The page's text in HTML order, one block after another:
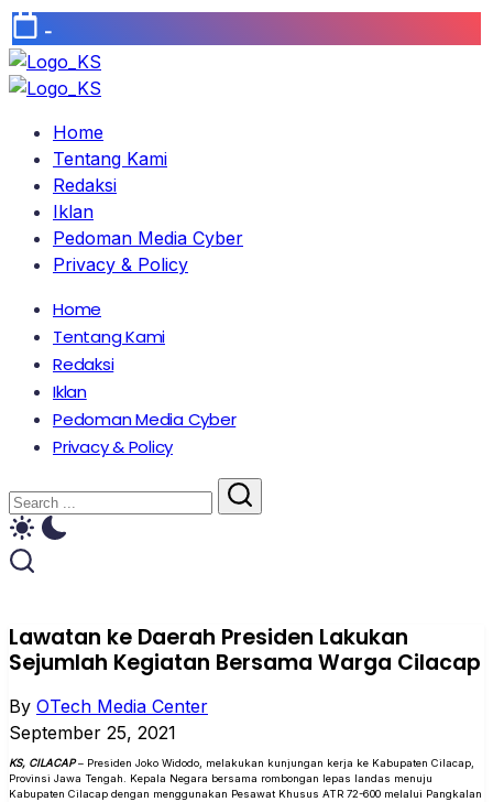
-
Home
Tentang Kami
Redaksi
Iklan
Pedoman Media Cyber
Privacy & Policy
Home
Tentang Kami
Redaksi
Iklan
Pedoman Media Cyber
Privacy & Policy
Lawatan ke Daerah Presiden Lakukan
Sejumlah Kegiatan Bersama Warga Cilacap
By OTech Media Center
September 25, 2021
KS, CILACAP– Presiden Joko Widodo, melakukan kunjungan kerja ke Kabupaten Cilacap,
Provinsi Jawa Tengah. Kepala Negara bersama rombongan lepas landas menuju
Kabupaten Cilacap dengan menggunakan Pesawat Khusus ATR 72-600 melalui Pangkalan